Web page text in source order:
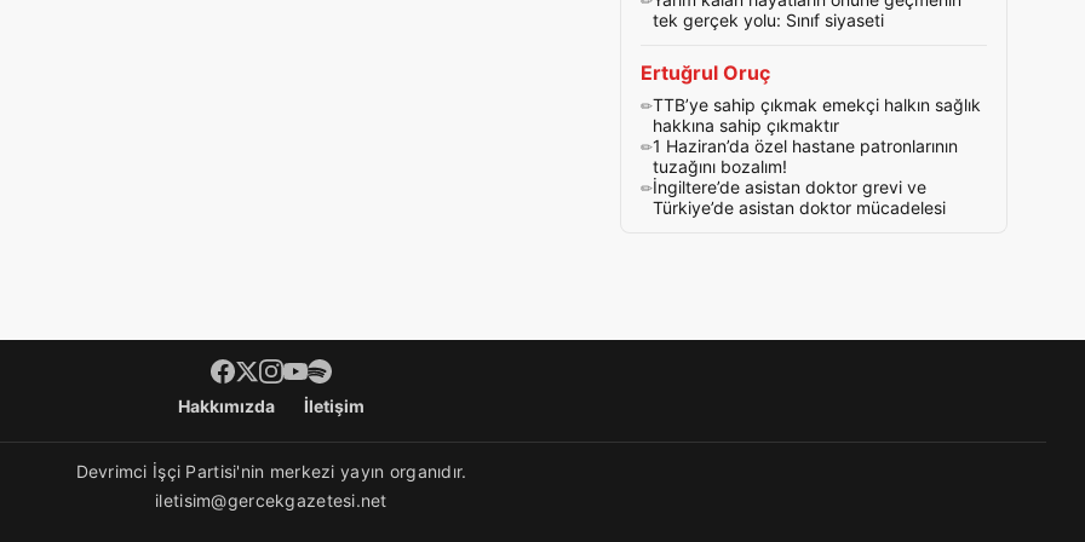
tek gerçek yolu: Sınıf siyaseti
Ertuğrul Oruç
TTB’ye sahip çıkmak emekçi halkın sağlık
hakkına sahip çıkmaktır
1 Haziran’da özel hastane patronlarının
tuzağını bozalım!
İngiltere’de asistan doktor grevi ve
Türkiye’de asistan doktor mücadelesi
Hakkımızda İletişim
Devrimci İşçi Partisi'nin merkezi yayın organıdır.
iletisim@gercekgazetesi.net